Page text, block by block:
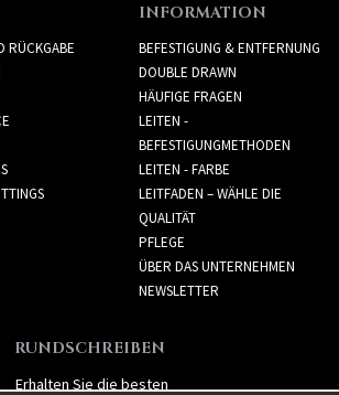
RÜCKGABE
INFORMATION
BEFESTIGUNG & ENTFERNUNG
DOUBLE DRAWN
HÄUFIGE FRAGEN
LEITEN -
BEFESTIGUNGMETHODEN
LEITEN - FARBE
LEITFADEN – WÄHLE DIE
QUALITÄT
PFLEGE
ÜBER DAS UNTERNEHMEN
NEWSLETTER
RUNDSCHREIBEN
Erhalten Sie die besten